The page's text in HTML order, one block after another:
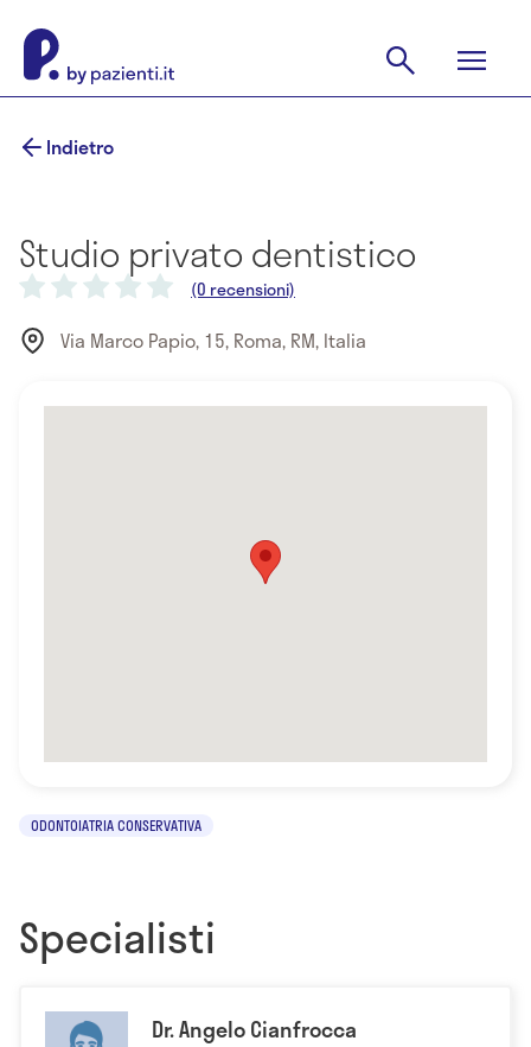
Indietro
Studio privato dentistico
(0 recensioni)
Via Marco Papio, 15, Roma, RM, Italia
ODONTOIATRIA CONSERVATIVA
Specialisti
Dr. Angelo Cianfrocca